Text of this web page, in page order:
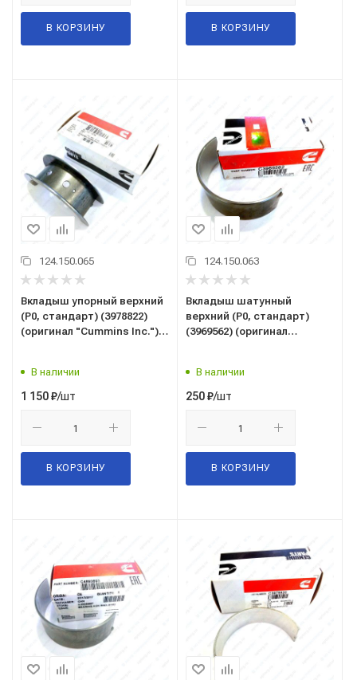
В КОРЗИНУ В КОРЗИНУ
124.150.065
Вкладыш упорный верхний
(Р0, стандарт) (3978822)
(оригинал "Cummins Inc.")
В наличии
1 150₽/шт
В КОРЗИНУ
124.150.063
Вкладыш шатунный
верхний (Р0, стандарт)
(3969562) (оригинал
В наличии
250₽/шт
В КОРЗИНУ